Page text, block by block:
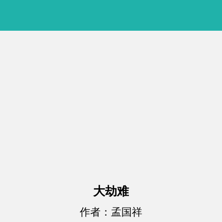
大劫难
作者：孟国祥